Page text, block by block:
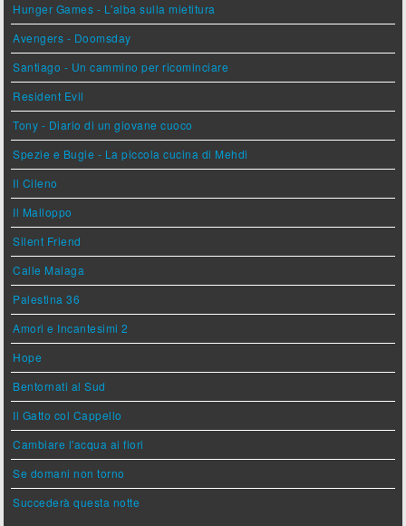
Hunger Games - L'alba sulla mietitura
Avengers - Doomsday
Santiago - Un cammino per ricominciare
Resident Evil
Tony - Diario di un giovane cuoco
Spezie e Bugie - La piccola cucina di Mehdi
Il Cileno
Il Malloppo
Silent Friend
Calle Malaga
Palestina 36
Amori e Incantesimi 2
Hope
Bentornati al Sud
Il Gatto col Cappello
Cambiare l'acqua ai fiori
Se domani non torno
Succederà questa notte